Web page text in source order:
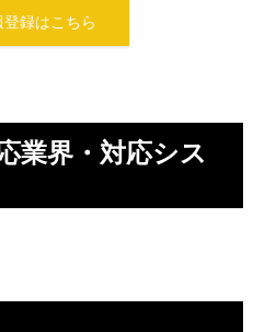
録はこちら
業界・対応シス